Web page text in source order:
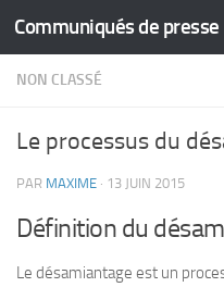
Skip to content
Communiqués de presse
NON CLASSÉ
Le processus du
PAR MAXIME · 13 JUIN 2015
Définition du
Le désamiantage est un